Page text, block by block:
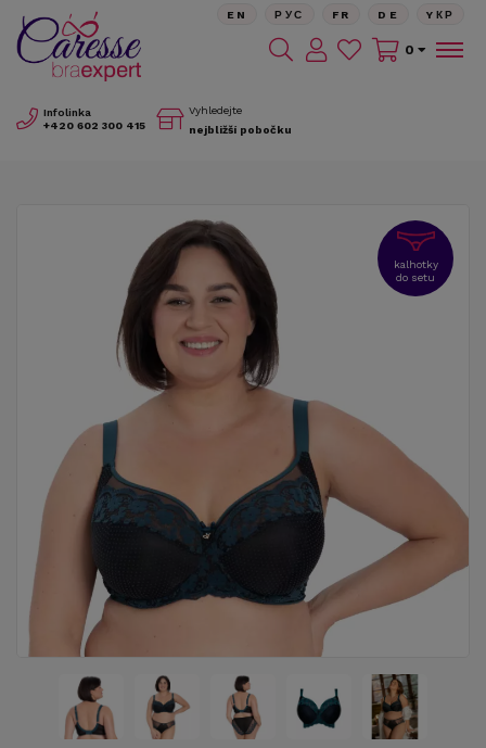
Infolinka
+420 602 300 415
Vyhledejte
nejbližší pobočku
EN РУС FR DE YКР
0
kalhotky
do setu